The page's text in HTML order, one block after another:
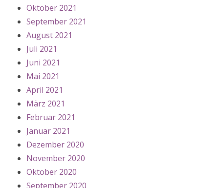
Oktober 2021
September 2021
August 2021
Juli 2021
Juni 2021
Mai 2021
April 2021
März 2021
Februar 2021
Januar 2021
Dezember 2020
November 2020
Oktober 2020
September 2020